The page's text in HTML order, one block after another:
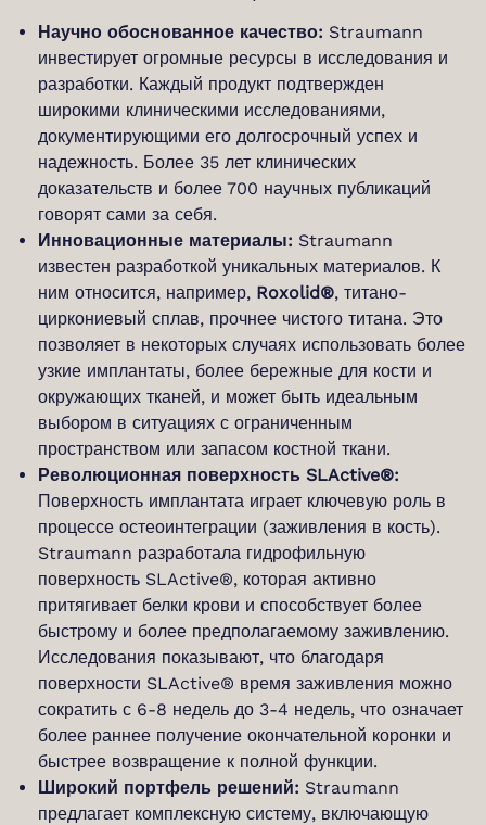
Научно обоснованное качество: Straumann
инвестирует огромные ресурсы в исследования и
разработки. Каждый продукт подтвержден
широкими клиническими исследованиями,
документирующими его долгосрочный успех и
надежность. Более 35 лет клинических
доказательств и более 700 научных публикаций
говорят сами за себя.
Инновационные материалы: Straumann
известен разработкой уникальных материалов. К
ним относится, например, Roxolid®, титано-
циркониевый сплав, прочнее чистого титана. Это
позволяет в некоторых случаях использовать более
узкие имплантаты, более бережные для кости и
окружающих тканей, и может быть идеальным
выбором в ситуациях с ограниченным
пространством или запасом костной ткани.
Революционная поверхность SLActive®:
Поверхность имплантата играет ключевую роль в
процессе остеоинтеграции (заживления в кость).
Straumann разработала гидрофильную
поверхность SLActive®, которая активно
притягивает белки крови и способствует более
быстрому и более предполагаемому заживлению.
Исследования показывают, что благодаря
поверхности SLActive® время заживления можно
сократить с 6-8 недель до 3-4 недель, что означает
более раннее получение окончательной коронки и
быстрее возвращение к полной функции.
Широкий портфель решений: Straumann
предлагает комплексную систему, включающую